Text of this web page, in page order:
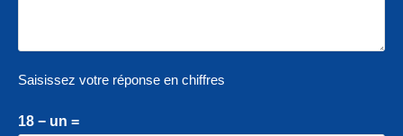
Saisissez votre réponse en chiffres
18 − un =